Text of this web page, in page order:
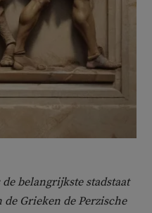
belangrijkste stadstaat
Grieken de Perzische